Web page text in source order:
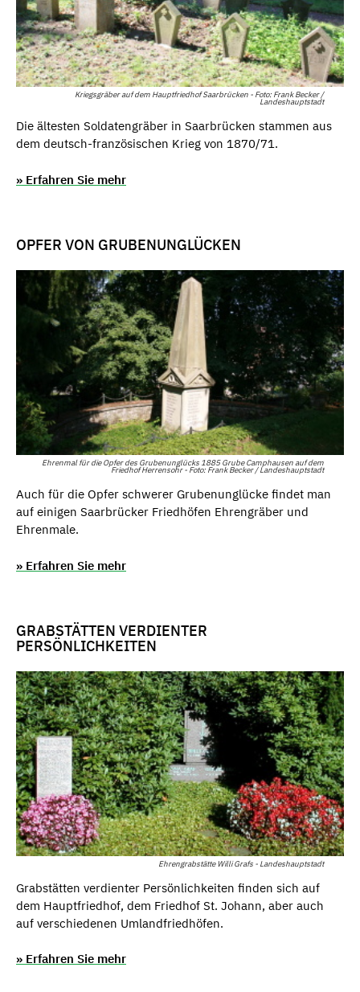
Kriegsgräber auf dem Hauptfriedhof Saarbrücken - Foto: Frank Becker /
Landeshauptstadt
Die ältesten Soldatengräber in Saarbrücken stammen aus
dem deutsch-französischen Krieg von 1870/71.
» Erfahren Sie mehr
OPFER VON GRUBENUNGLÜCKEN
Ehrenmal für die Opfer des Grubenunglücks 1885 Grube Camphausen auf dem
Friedhof Herrensohr - Foto: Frank Becker / Landeshauptstadt
Auch für die Opfer schwerer Grubenunglücke findet man
auf einigen Saarbrücker Friedhöfen Ehrengräber und
Ehrenmale.
» Erfahren Sie mehr
GRABSTÄTTEN VERDIENTER
PERSÖNLICHKEITEN
Ehrengrabstätte Willi Grafs - Landeshauptstadt
Grabstätten verdienter Persönlichkeiten finden sich auf
dem Hauptfriedhof, dem Friedhof St. Johann, aber auch
auf verschiedenen Umlandfriedhöfen.
» Erfahren Sie mehr